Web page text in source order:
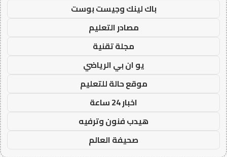
باك لينك وجيست بوست
مصادر التعليم
مجلة تقنية
يو ان بي الرياضي
موقع حالة للتعليم
اخبار 24 ساعة
هيدب فنون وترفيه
صحيفة العالم